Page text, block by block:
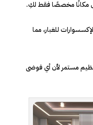
مكانًا مخصصًا فقط لكِ.
للغبار، مما
مستمر لأن أي فوضى